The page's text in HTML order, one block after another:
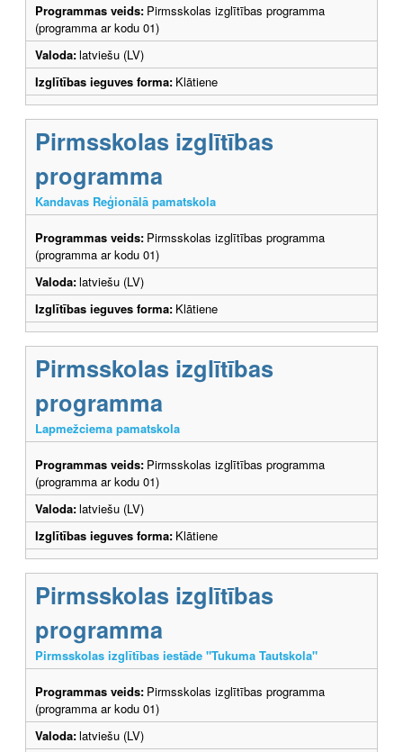
Programmas veids: Pirmsskolas izglītības programma
(programma ar kodu 01)
Valoda:latviešu (LV)
Izglītības ieguves forma: Klātiene
Pirmsskolas izglītības
programma
Kandavas Reģionālā pamatskola
Programmas veids: Pirmsskolas izglītības programma
(programma ar kodu 01)
Valoda:latviešu (LV)
Izglītības ieguves forma: Klātiene
Pirmsskolas izglītības
programma
Lapmežciema pamatskola
Programmas veids: Pirmsskolas izglītības programma
(programma ar kodu 01)
Valoda:latviešu (LV)
Izglītības ieguves forma: Klātiene
Pirmsskolas izglītības
programma
Pirmsskolas izglītības iestāde "Tukuma Tautskola"
Programmas veids: Pirmsskolas izglītības programma
(programma ar kodu 01)
Valoda:latviešu (LV)